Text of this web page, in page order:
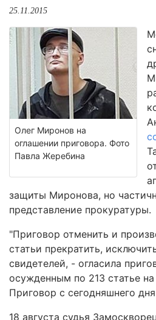
25.11.2015
Олег Миронов на
оглашении приговора. Фото
Павла Жеребина
защиты Миронова, но
представление прокуратуры.
"Приговор отменить и
статьи прекратить,
свидетелей, - огласила
осужденным по 213 статье
Приговор с сегодняшнего
18 августа судья